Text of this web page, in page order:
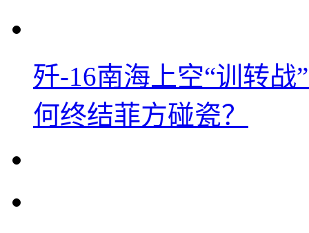
歼-16南海上空“训转
何终结菲方碰瓷？